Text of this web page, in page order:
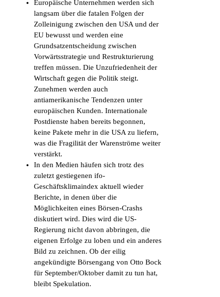
Europäische Unternehmen werden sich
langsam über die fatalen Folgen der
Zolleinigung zwischen den USA und der
EU bewusst und werden eine
Grundsatzentscheidung zwischen
Vorwärtsstrategie und Restrukturierung
treffen müssen. Die Unzufriedenheit der
Wirtschaft gegen die Politik steigt.
Zunehmen werden auch
antiamerikanische Tendenzen unter
europäischen Kunden. Internationale
Postdienste haben bereits begonnen,
keine Pakete mehr in die USA zu liefern,
was die Fragilität der Warenströme weiter
verstärkt.
In den Medien häufen sich trotz des
zuletzt gestiegenen ifo-
Geschäftsklimaindex aktuell wieder
Berichte, in denen über die
Möglichkeiten eines Börsen-Crashs
diskutiert wird. Dies wird die US-
Regierung nicht davon abbringen, die
eigenen Erfolge zu loben und ein anderes
Bild zu zeichnen. Ob der eilig
angekündigte Börsengang von Otto Bock
für September/Oktober damit zu tun hat,
bleibt Spekulation.